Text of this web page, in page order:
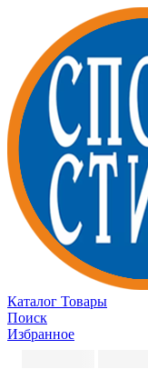
Каталог Товары
Поиск
Избранное